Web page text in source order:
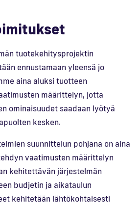
tuotekehitysprojektin
ennustamaan yleensä jo
aina aluksi tuotteen
määrittelyn, jotta
ominaisuudet saadaan lyötyä
kesken.
suunnittelun pohjana on aina
vaatimusten määrittelyn
kehitettävän järjestelmän
budjetin ja aikataulun
kehitetään lähtökohtaisesti